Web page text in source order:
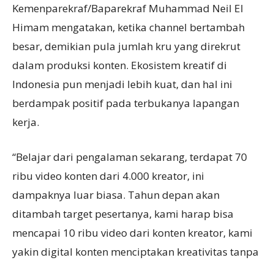
Kemenparekraf/Baparekraf Muhammad Neil El
Himam mengatakan, ketika channel bertambah
besar, demikian pula jumlah kru yang direkrut
dalam produksi konten. Ekosistem kreatif di
Indonesia pun menjadi lebih kuat, dan hal ini
berdampak positif pada terbukanya lapangan
kerja.
“Belajar dari pengalaman sekarang, terdapat 70
ribu video konten dari 4.000 kreator, ini
dampaknya luar biasa. Tahun depan akan
ditambah target pesertanya, kami harap bisa
mencapai 10 ribu video dari konten kreator, kami
yakin digital konten menciptakan kreativitas tanpa